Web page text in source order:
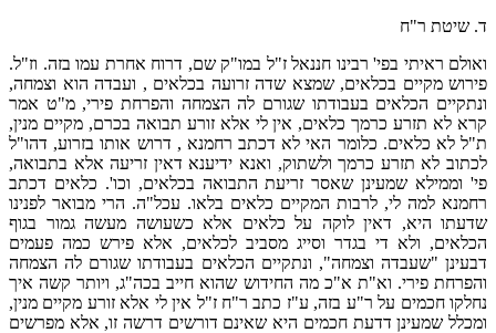
ד. שיטת ר"ח
ואולם ראיתי בפי' רבינו חננאל ז"ל במו"ק שם, דרוח אחרת עמו בזה. וז"ל.
פירוש מקיים בכלאים, שמצא שדה זרועה בכלאים , ועבדה הוא וצמחה,
ונתקיים הכלאים בעבודתו שגורם לה הצמחה והפרחת פירי, מ"ט אמר
קרא לא תזרע כרמך כלאים, אין לי אלא זורע תבואה בכרם, מקיים מנין,
ת"ל לא כלאים. כלומר האי לא דכתב רחמנא , דרוש אותו בזרוע, דהו"ל
לכתוב לא תזרע כרמך ולשתוק, ואנא ידיענא דאין זריעה אלא בתבואה,
פי' וממילא שמעינן שאסר זריעת התבואה בכלאים, וכו'. כלאים דכתב
רחמנא למה לי, לרבות המקיים כלאים בלאו. עכל"ה. הרי מבואר לפנינו
שדעתו היא, דאין לוקה על כלאים אלא כשעושה מעשה גמור בגוף
הכלאים, ולא די בגדר וסייג מסביב לכלאים, אלא פירש כמה פעמים
דבעינן "שעבדה וצמחה", ונתקיים הכלאים בעבודתו שגורם לה הצמחה
והפרחת פירי. וא"ת א"כ מה החידוש שהוא חייב בכה"ג, ויותר קשה איך
נחלקו חכמים על ר"ע בזה, ע"ז כתב ר"ח ז"ל אין לי אלא זורע מקיים מנין,
ומכלל שמעינן דדעת חכמים היא שאינם דורשים דרשה זו, אלא מפרשים